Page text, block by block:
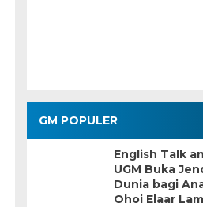
GM POPULER
English Talk
UGM Buka
Dunia bagi
Ohoi Elaar